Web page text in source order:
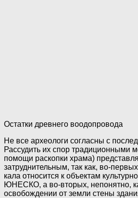
Остатки древнего воодопровода
Не все археологи согласны с
Рассудить их спор традиционными
помощи раскопки храма)
затруднительным, так как, во-
кала относится к объектам
ЮНЕСКО, а во-вторых, непонятно,
освобождении от земли стены